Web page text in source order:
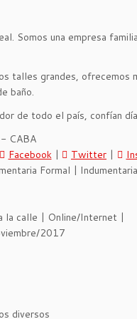
Somos una empresa
talles grandes, ofrecemos
baño.
de todo el país, confían
CABA
Facebook| Twitter |
Formal |
la calle | Online/Internet |
2017
diversos